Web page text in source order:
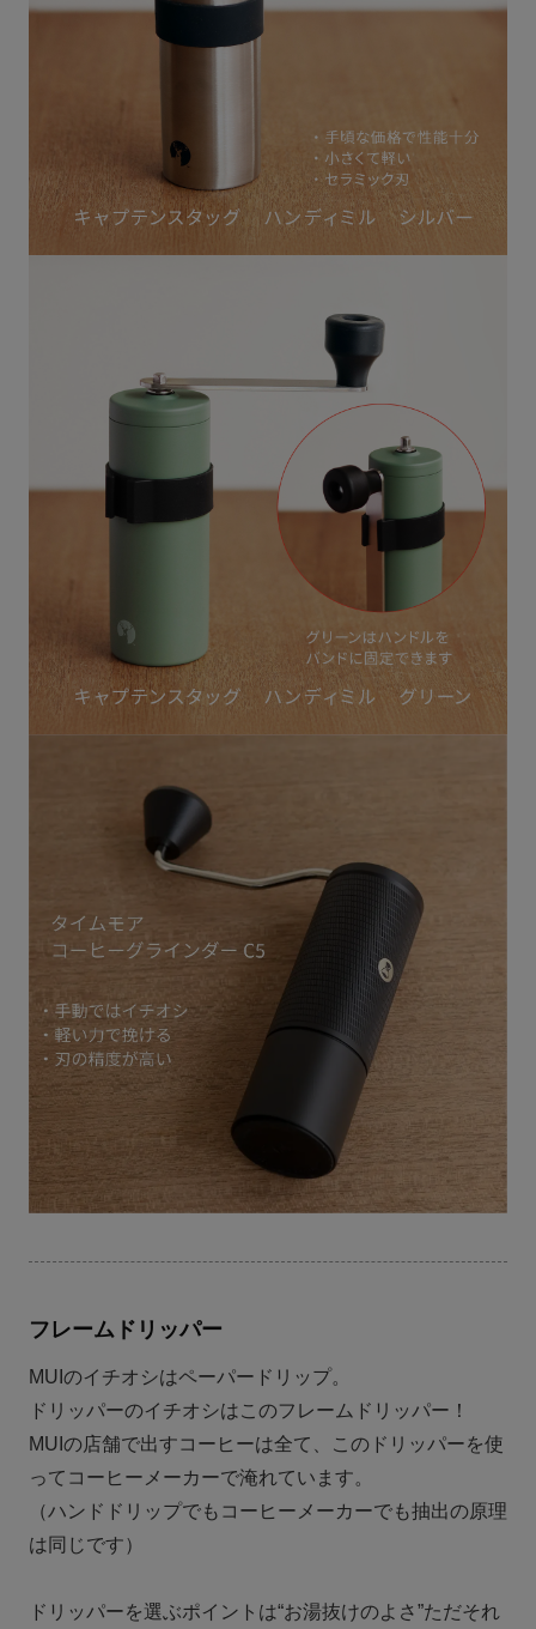
フレームドリッパー
MUIのイチオシはペーパードリップ。
ドリッパーのイチオシはこのフレームドリッパー！
MUIの店舗で出すコーヒーは全て、このドリッパーを使
ってコーヒーメーカーで淹れています。
（ハンドドリップでもコーヒーメーカーでも抽出の原理
は同じです）
ドリッパーを選ぶポイントは“お湯抜けのよさ”ただそれ